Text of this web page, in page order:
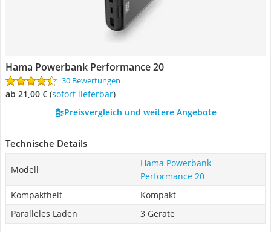
Hama Powerbank Performance 20
30 Bewertungen
ab 21,00 € ( Sofort lieferbar)
Preisvergleich und weitere Angebote
Technische Details
Modell
Hama Powerbank
Performance 20
Kompaktheit
Kompakt
Paralleles Laden
3 Geräte